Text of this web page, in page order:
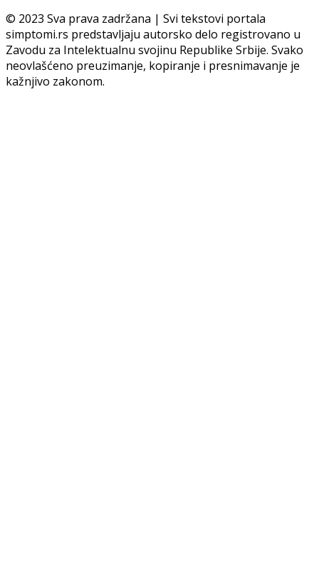
© 2023 Sva prava zadržana | Svi tekstovi portala
simptomi.rs predstavljaju autorsko delo registrovano u
Zavodu za Intelektualnu svojinu Republike Srbije. Svako
neovlašćeno preuzimanje, kopiranje i presnimavanje je
kažnjivo zakonom.